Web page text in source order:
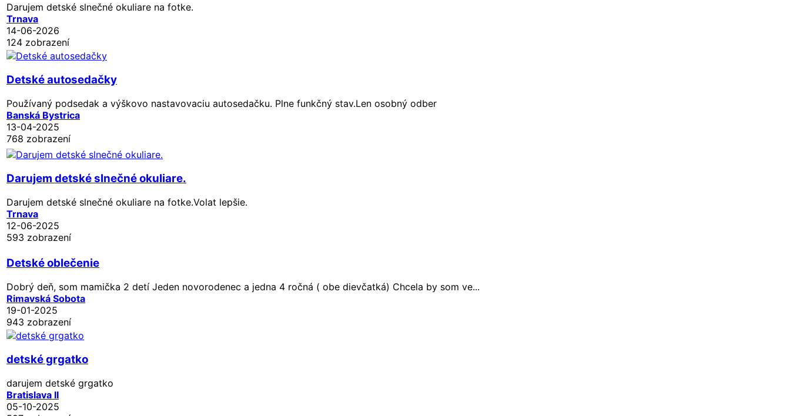
Darujem detské slnečné okuliare na fotke.
Trnava
14-06-2026
124 zobrazení
Detské autosedačky
Používaný podsedak a výškovo nastavovaciu autosedačku. Plne funkčný stav.Len osobný odber
Banská Bystrica
13-04-2025
768 zobrazení
Darujem detské slnečné okuliare.
Darujem detské slnečné okuliare na fotke.Volat lepšie.
Trnava
12-06-2025
593 zobrazení
Detské oblečenie
Dobrý deň, som mamička 2 detí Jeden novorodenec a jedna 4 ročná ( obe dievčatká) Chcela by som ve...
Rimavská Sobota
19-01-2025
943 zobrazení
detské grgatko
darujem detské grgatko
Bratislava II
05-10-2025